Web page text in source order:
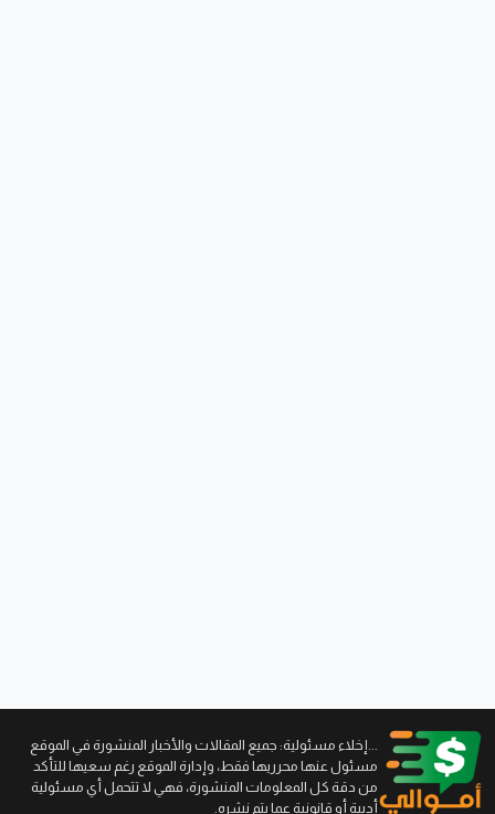
...إخلاء مسئولية: جميع المقالات والأخبار المنشورة في الموقع
مسئول عنها محرريها فقط، وإدارة الموقع رغم سعيها للتأكد
من دقة كل المعلومات المنشورة، فهي لا تتحمل أي مسئولية
أدبية أو قانونية عما يتم نشره.